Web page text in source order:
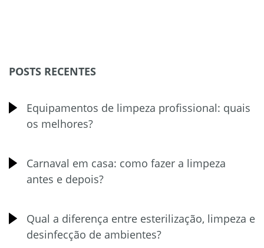
POSTS RECENTES
Equipamentos de limpeza profissional: quais
os melhores?
Carnaval em casa: como fazer a limpeza
antes e depois?
Qual a diferença entre esterilização, limpeza e
desinfecção de ambientes?